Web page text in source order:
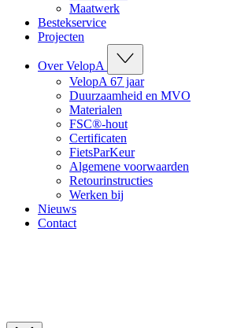
Maatwerk
Bestekservice
Projecten
Over VelopA
VelopA 67 jaar
Duurzaamheid en MVO
Materialen
FSC®-hout
Certificaten
FietsParKeur
Algemene voorwaarden
Retourinstructies
Werken bij
Nieuws
Contact